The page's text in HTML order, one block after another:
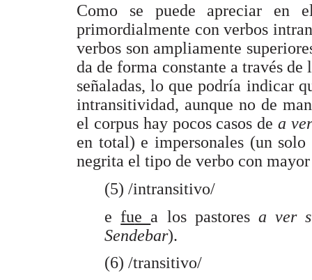
Como se puede apreciar en
primordialmente con verbos
verbos son ampliamente
da de forma constante a través
señaladas, lo que podría indicar
intransitividad, aunque no de
el corpus hay pocos casos dea
en total) e impersonales (un
negrita el tipo de verbo con
(5) /intransitivo/
efue a los pastores a ver
Sendebar).
(6) /transitivo/